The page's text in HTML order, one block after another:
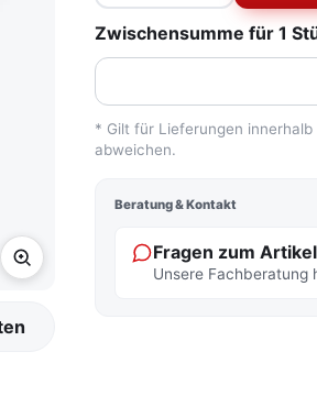
Zwischensumme für 1
* Gilt für Lieferungen
abweichen.
Beratung & Kontakt
Fragen zum
Unsere Fachberatung